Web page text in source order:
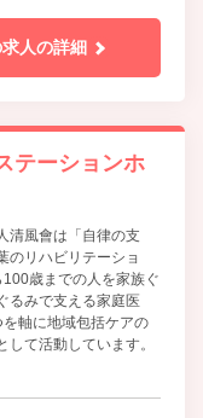
線科
人の詳細
テーションホ
清風會は「自律の支
のリハビリテーショ
歳までの人を家族ぐ
るみで支える家庭医
軸に地域包括ケアの
して活動しています。